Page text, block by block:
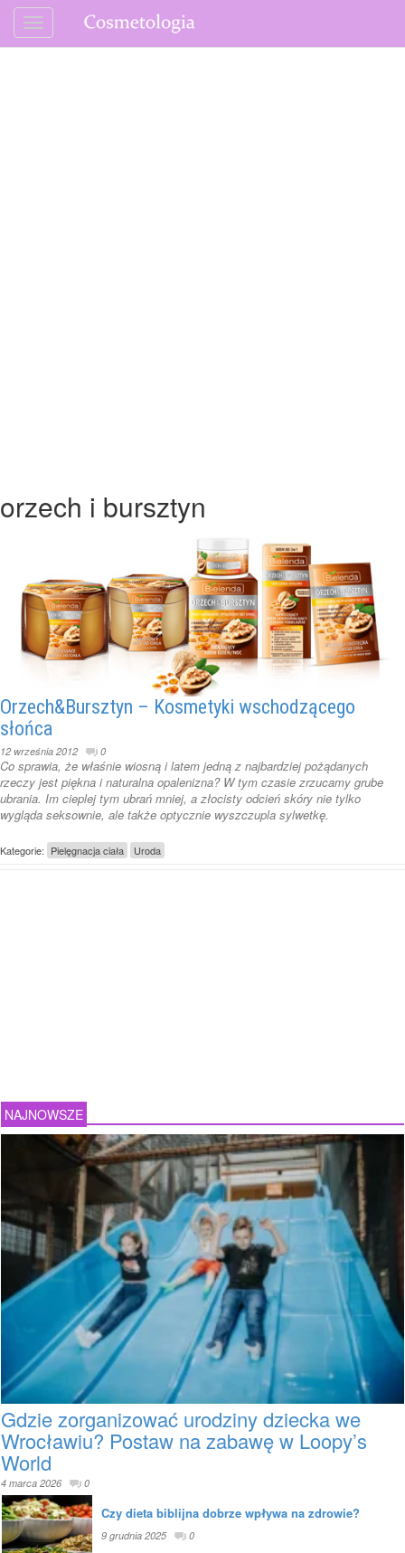
orzech i bursztyn
Orzech&Bursztyn – Kosmetyki wschodzącego
słońca
12 września 2012 0
Co sprawia, że właśnie wiosną i latem jedną z najbardziej pożądanych
rzeczy jest piękna i naturalna opalenizna? W tym czasie zrzucamy grube
ubrania. Im cieplej tym ubrań mniej, a złocisty odcień skóry nie tylko
wygląda seksownie, ale także optycznie wyszczupla sylwetkę.
Kategorie: Pielęgnacja ciała Uroda
NAJNOWSZE
Gdzie zorganizować urodziny dziecka we
Wrocławiu? Postaw na zabawę w Loopy’s
World
4 marca 2026 0
Czy dieta biblijna dobrze wpływa na zdrowie?
9 grudnia 2025 0